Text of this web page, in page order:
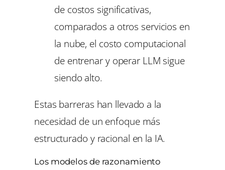
de costos significativas,
comparados a otros servicios en
la nube, el costo computacional
de entrenar y operar LLM sigue
siendo alto.
Estas barreras han llevado a la
necesidad de un enfoque más
estructurado y racional en la IA.
Los modelos de razonamiento